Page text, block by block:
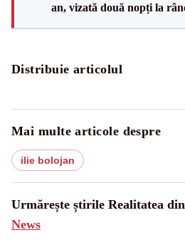
an, vizată două nopți la
Distribuie articolul
Mai multe articole despre
ilie bolojan
Urmărește știrile Realitatea
News